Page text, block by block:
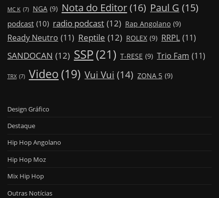
MC K (7) NGA (9) Nota do Editor(16) Paul G (15)
podcast (10) radio podcast (12) Rap Angolano (9)
Ready Neutro (11) Reptile (12) ROLEX (9) RRPL (11)
SANDOCAN (12) SSP(21) T-RESE (9) Trio Fam (11)
TRX (7) Video (19) Vui Vui (14) ZONA 5 (9)
Design Gráfico
Destaque
Hip Hop Angolano
Hip Hop Moz
Mix Hip Hop
Outras Notícias